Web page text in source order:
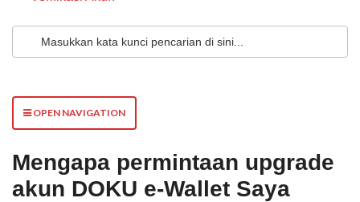
OPEN NAVIGATION
Mengapa permintaan upgrade
akun DOKU e-Wallet Saya